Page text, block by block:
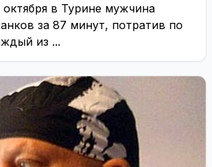
в Турине мужчина
за 87 минут, потратив по
из ...